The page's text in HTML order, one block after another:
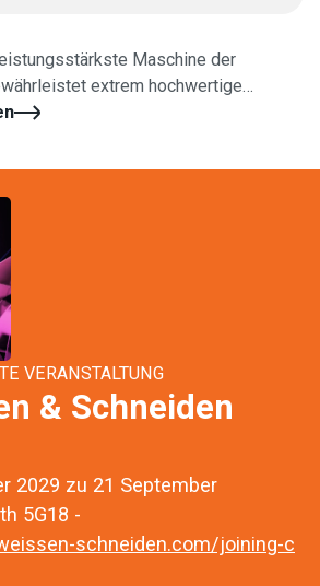
Maschine der
extrem hochwertige
VERANSTALTUNG
& Schneiden
2029 zu 21 September
5G18 -
schneiden.com/joining-c